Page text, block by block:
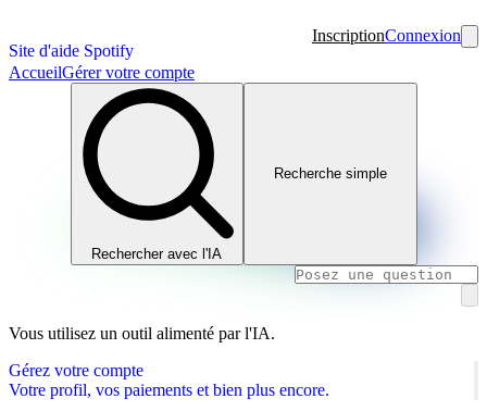
Site d'aide Spotify
InscriptionConnexion
AccueilGérer votre compte
Rechercher avec l'IA
Recherche simple
Vous utilisez un outil alimenté par l'IA.
Gérez votre compte
Votre profil, vos paiements et bien plus encore.